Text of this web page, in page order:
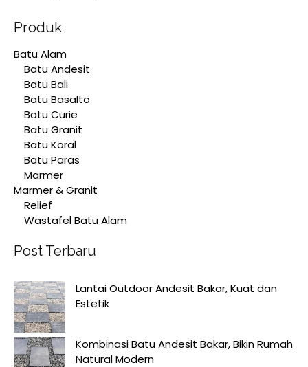
Produk
Batu Alam
Batu Andesit
Batu Bali
Batu Basalto
Batu Curie
Batu Granit
Batu Koral
Batu Paras
Marmer
Marmer & Granit
Relief
Wastafel Batu Alam
Post Terbaru
Lantai Outdoor Andesit Bakar, Kuat dan
Estetik
Kombinasi Batu Andesit Bakar, Bikin Rumah
Natural Modern